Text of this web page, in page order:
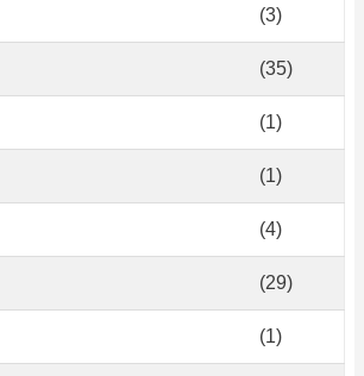
(3)
(35)
(1)
(1)
(4)
(29)
(1)